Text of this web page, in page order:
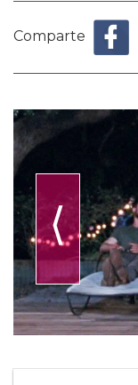
Comparte
⟨